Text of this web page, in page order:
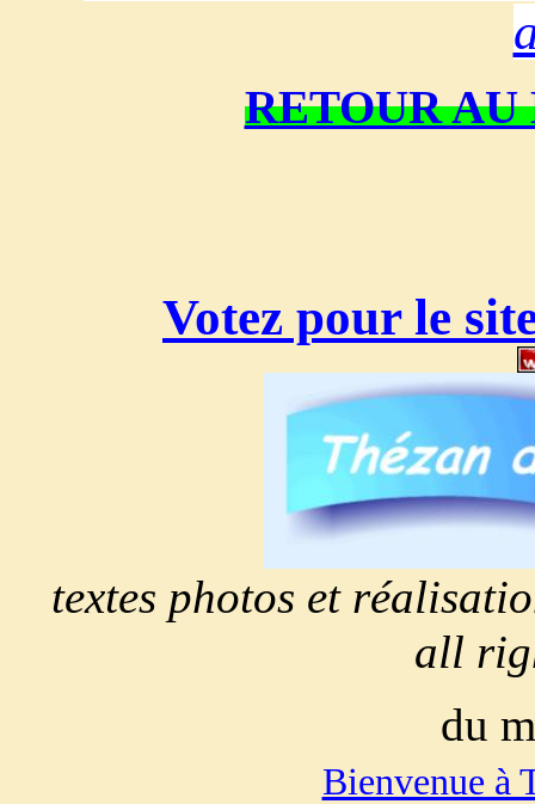
RETOUR
Votez pour le
textes photos et
all
du
Bienvenue à